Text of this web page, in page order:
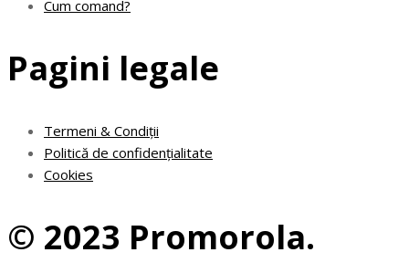
Cum comand?
Pagini legale
Termeni & Condiții
Politică de confidențialitate
Cookies
© 2023 Promorola.